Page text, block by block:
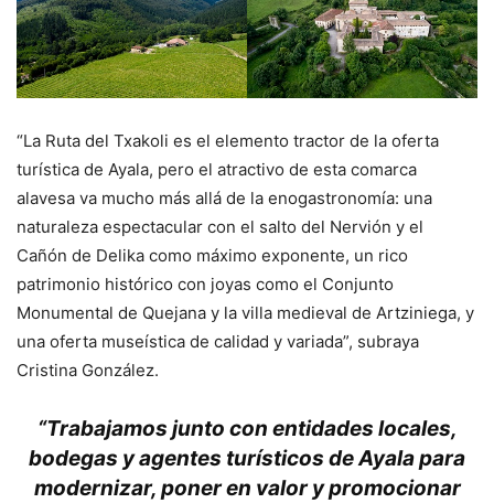
“La Ruta del Txakoli es el elemento tractor de la oferta
turística de Ayala, pero el atractivo de esta comarca
alavesa va mucho más allá de la enogastronomía: una
naturaleza espectacular con el salto del Nervión y el
Cañón de Delika como máximo exponente, un rico
patrimonio histórico con joyas como el Conjunto
Monumental de Quejana y la villa medieval de Artziniega, y
una oferta museística de calidad y variada”, subraya
Cristina González.
“Trabajamos junto con entidades locales,
bodegas y agentes turísticos de Ayala para
modernizar, poner en valor y promocionar